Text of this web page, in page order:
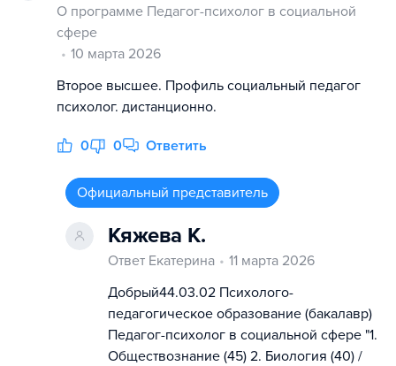
О программе Педагог-психолог в социальной
сфере
10 марта 2026
Второе высшее. Профиль социальный педагог
психолог. дистанционно.
0 0 Ответить
Официальный представитель
Кяжева К.
Ответ Екатерина
11 марта 2026
Добрый44.03.02 Психолого-
педагогическое образование (бакалавр)
Педагог-психолог в социальной сфере "1.
Обществознание (45) 2. Биология (40) /